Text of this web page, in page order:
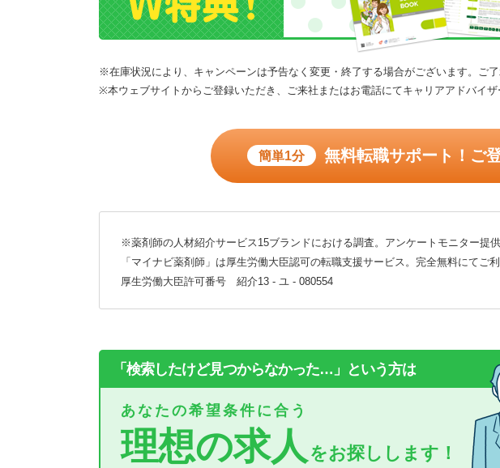
※在庫状況により、キャンペーンは予告なく変更・終了する場合がございます。ご了
※本ウェブサイトからご登録いただき、ご来社またはお電話にてキャリアアドバイザ
簡単1分 無料転職サポート！ご
※薬剤師の人材紹介サービス15ブランドにおける調査。アンケートモニター提
「マイナビ薬剤師」は厚生労働大臣認可の転職支援サービス。完全無料にてご利
厚生労働大臣許可番号 紹介13 - ユ - 080554
「検索したけど見つからなかった…」という方は
あなたの希望条件に合う
理想の求人をお探しします！